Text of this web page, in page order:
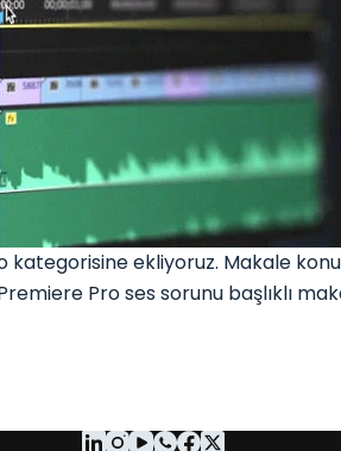
ekliyoruz. Makale
Pro ses sorunu başlıklı